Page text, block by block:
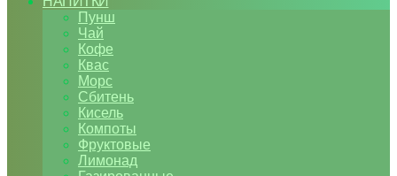
Пунш
Чай
Кофе
Квас
Морс
Сбитень
Кисель
Компоты
Фруктовые
Лимонад